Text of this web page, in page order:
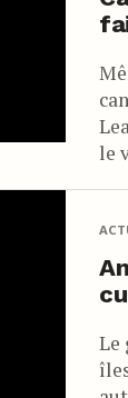
le
Le